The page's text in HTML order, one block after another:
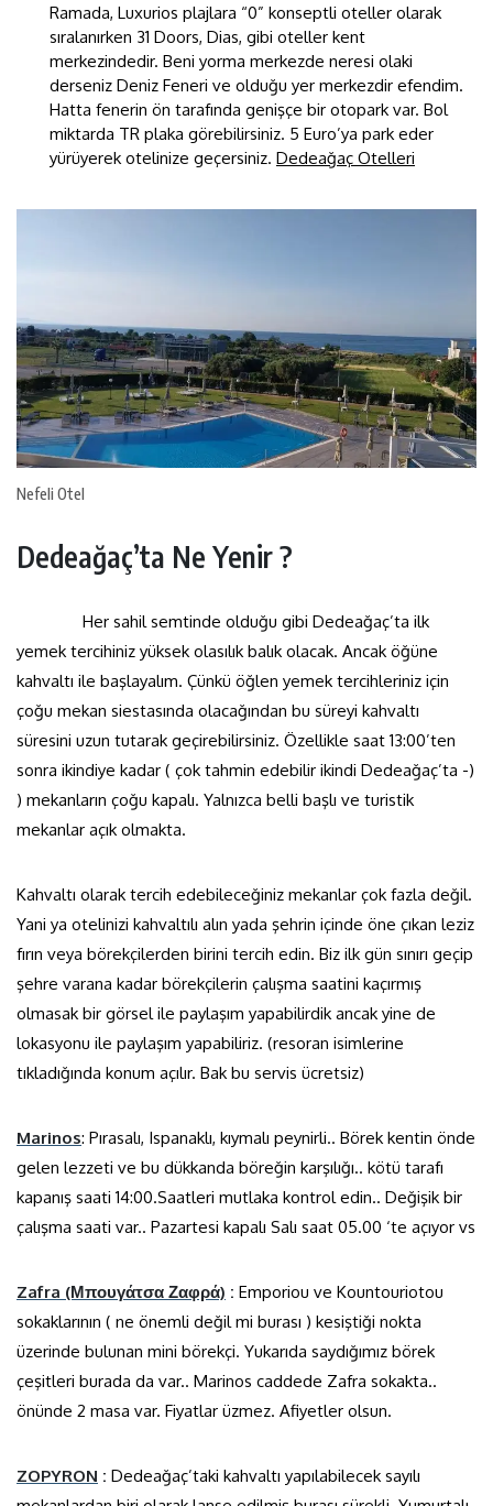
Ramada, Luxurios plajlara “0” konseptli oteller olarak
sıralanırken 31 Doors, Dias, gibi oteller kent
merkezindedir. Beni yorma merkezde neresi olaki
derseniz Deniz Feneri ve olduğu yer merkezdir efendim.
Hatta fenerin ön tarafında genişçe bir otopark var. Bol
miktarda TR plaka görebilirsiniz. 5 Euro’ya park eder
yürüyerek otelinize geçersiniz. Dedeağaç Otelleri
Nefeli Otel
Dedeağaç’ta Ne Yenir ?
Her sahil semtinde olduğu gibi Dedeağaç’ta ilk
yemek tercihiniz yüksek olasılık balık olacak. Ancak öğüne
kahvaltı ile başlayalım. Çünkü öğlen yemek tercihleriniz için
çoğu mekan siestasında olacağından bu süreyi kahvaltı
süresini uzun tutarak geçirebilirsiniz. Özellikle saat 13:00’ten
sonra ikindiye kadar ( çok tahmin edebilir ikindi Dedeağaç’ta -)
) mekanların çoğu kapalı. Yalnızca belli başlı ve turistik
mekanlar açık olmakta.
Kahvaltı olarak tercih edebileceğiniz mekanlar çok fazla değil.
Yani ya otelinizi kahvaltılı alın yada şehrin içinde öne çıkan leziz
fırın veya börekçilerden birini tercih edin. Biz ilk gün sınırı geçip
şehre varana kadar börekçilerin çalışma saatini kaçırmış
olmasak bir görsel ile paylaşım yapabilirdik ancak yine de
lokasyonu ile paylaşım yapabiliriz. (resoran isimlerine
tıkladığında konum açılır. Bak bu servis ücretsiz)
Marinos: Pırasalı, Ispanaklı, kıymalı peynirli.. Börek kentin önde
gelen lezzeti ve bu dükkanda böreğin karşılığı.. kötü tarafı
kapanış saati 14:00.Saatleri mutlaka kontrol edin.. Değişik bir
çalışma saati var.. Pazartesi kapalı Salı saat 05.00 ‘te açıyor vs
Zafra (Μπουγάτσα Ζαφρά) : Emporiou ve Kountouriotou
sokaklarının ( ne önemli değil mi burası ) kesiştiği nokta
üzerinde bulunan mini börekçi. Yukarıda saydığımız börek
çeşitleri burada da var.. Marinos caddede Zafra sokakta..
önünde 2 masa var. Fiyatlar üzmez. Afiyetler olsun.
ZOPYRON : Dedeağaç’taki kahvaltı yapılabilecek sayılı